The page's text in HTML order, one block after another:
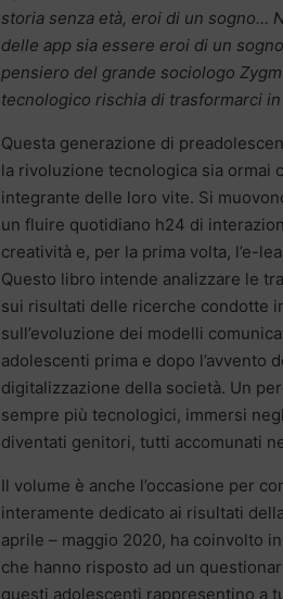
storia senza età, eroi di un sogno…
delle app sia essere eroi di un
pensiero del grande sociologo
tecnologico rischia di trasformarci
Questa generazione di
la rivoluzione tecnologica sia ormai
integrante delle loro vite. Si
un fluire quotidiano h24 di
creatività e, per la prima volta, l’e-
Questo libro intende analizzare le
sui risultati delle ricerche condotte
sull’evoluzione dei modelli
adolescenti prima e dopo l’avvento
digitalizzazione della società. Un
sempre più tecnologici, immersi
diventati genitori, tutti accomunati
Il volume è anche l’occasione per
interamente dedicato ai risultati
aprile – maggio 2020, ha coinvolto
che hanno risposto ad un
questi adolescenti rappresentino a